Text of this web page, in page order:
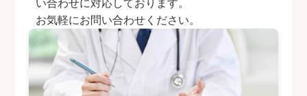
い合わせに対応しております。
お気軽にお問い合わせください。